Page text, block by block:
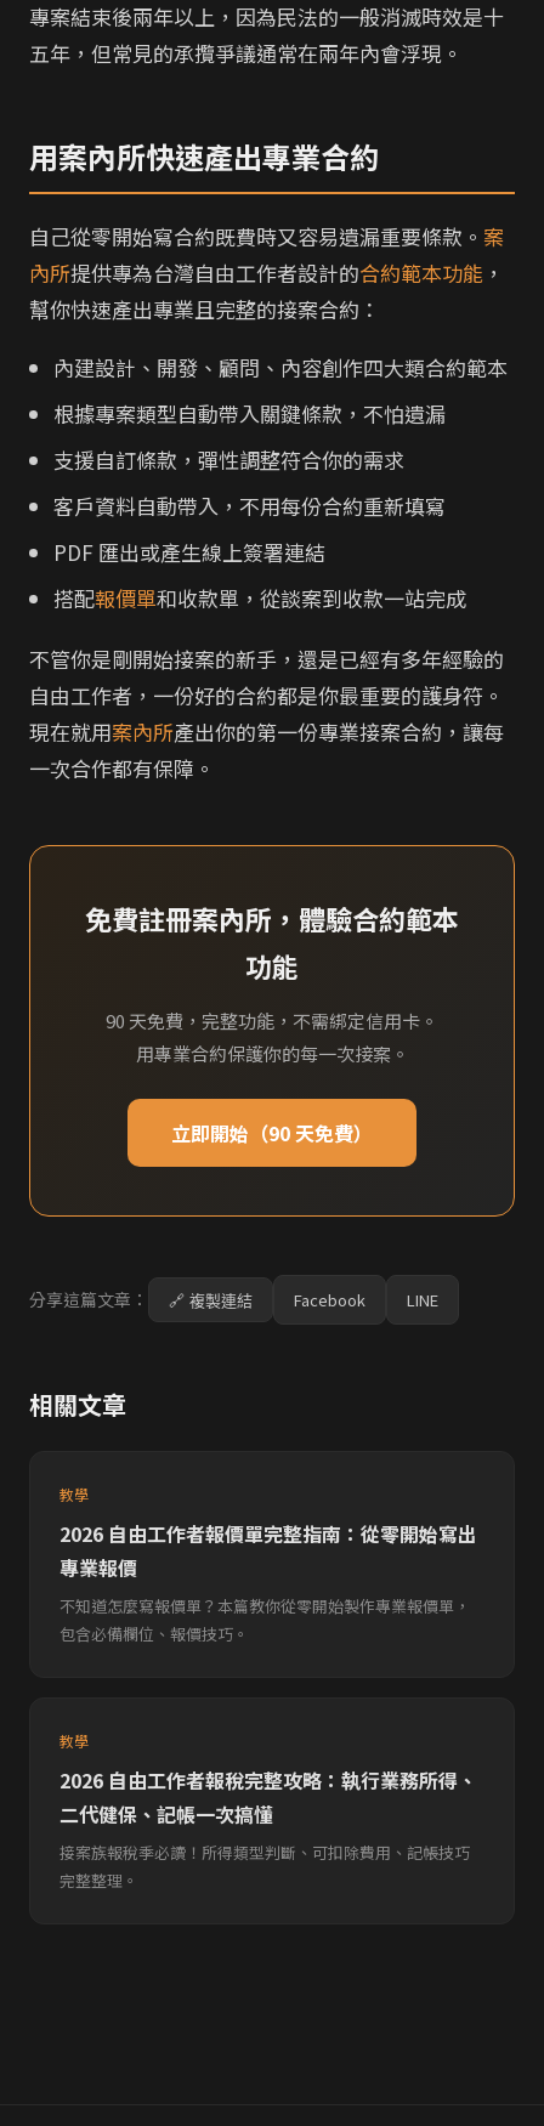
專案結束後兩年以上，因為民法的一般消滅時效是十
五年，但常見的承攬爭議通常在兩年內會浮現。
用案內所快速產出專業合約
自己從零開始寫合約既費時又容易遺漏重要條款。 案
內所提供專為台灣自由工作者設計的合約範本功能 ，
幫你快速產出專業且完整的接案合約：
內建設計、開發、顧問、內容創作四大類合約範本
根據專案類型自動帶入關鍵條款，不怕遺漏
支援自訂條款，彈性調整符合你的需求
客戶資料自動帶入，不用每份合約重新填寫
PDF 匯出或產生線上簽署連結
搭配報價單和收款單，從談案到收款一站完成
不管你是剛開始接案的新手，還是已經有多年經驗的
自由工作者，一份好的合約都是你最重要的護身符。
現在就用案內所產出你的第一份專業接案合約，讓每
一次合作都有保障。
免費註冊案內所，體驗合約範本
功能
90 天免費，完整功能，不需綁定信用卡。
用專業合約保護你的每一次接案。
立即開始（90 天免費）
分享這篇文章： 🔗 複製連結 Facebook LINE
相關文章
教學
2026 自由工作者報價單完整指南：從零開始寫出
專業報價
不知道怎麼寫報價單？本篇教你從零開始製作專業報價單，
包含必備欄位、報價技巧。
教學
2026 自由工作者報稅完整攻略：執行業務所得、
二代健保、記帳一次搞懂
接案族報稅季必讀！所得類型判斷、可扣除費用、記帳技巧
完整整理。